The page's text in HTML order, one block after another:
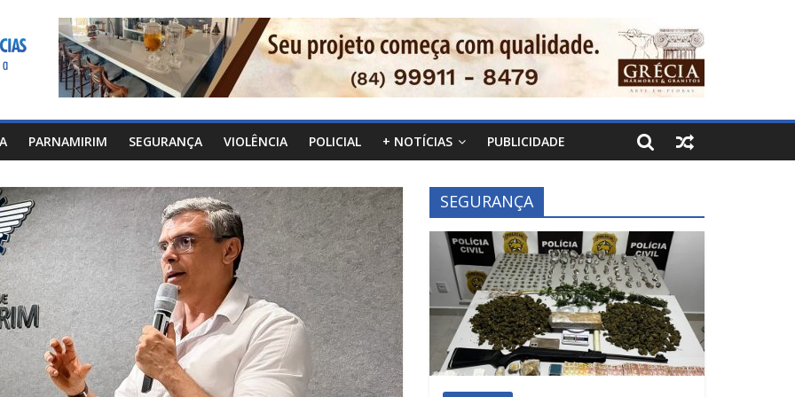
PARNAMIRIM SEGURANÇA VIOLÊNCIA POLICIAL + NOTÍCIAS PUBLICIDADE
SEGURANÇA